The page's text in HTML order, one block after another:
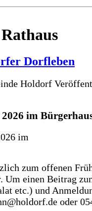
Dorfleben
Holdorf
im
zum offenen
Um einen Beitrag
etc.) und
oder